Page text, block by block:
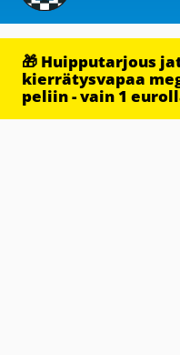
🎁 Huipputarjous
kierrätysvapaa
peliin - vain 1